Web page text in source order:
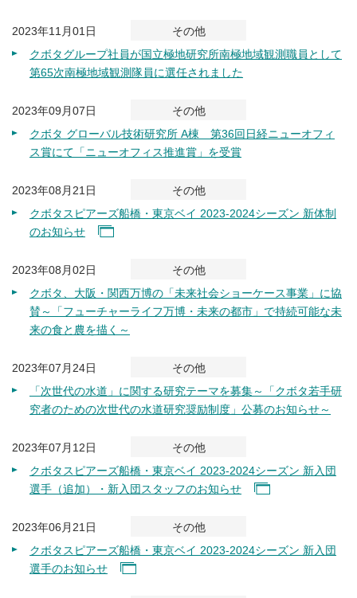
2023年11月01日
その他
クボタグループ社員が国立極地研究所南極地域観測職員として
第65次南極地域観測隊員に選任されました
2023年09月07日
その他
クボタ グローバル技術研究所 A棟 第36回日経ニューオフィ
ス賞にて「ニューオフィス推進賞」を受賞
2023年08月21日
その他
クボタスピアーズ船橋・東京ベイ 2023‐2024シーズン 新体制
のお知らせ
2023年08月02日
その他
クボタ、大阪・関西万博の「未来社会ショーケース事業」に協
賛～「フューチャーライフ万博・未来の都市」で持続可能な未
来の食と農を描く～
2023年07月24日
その他
「次世代の水道」に関する研究テーマを募集～「クボタ若手研
究者のための次世代の水道研究奨励制度」公募のお知らせ～
2023年07月12日
その他
クボタスピアーズ船橋・東京ベイ 2023‐2024シーズン 新入団
選手（追加）・新入団スタッフのお知らせ
2023年06月21日
その他
クボタスピアーズ船橋・東京ベイ 2023‐2024シーズン 新入団
選手のお知らせ